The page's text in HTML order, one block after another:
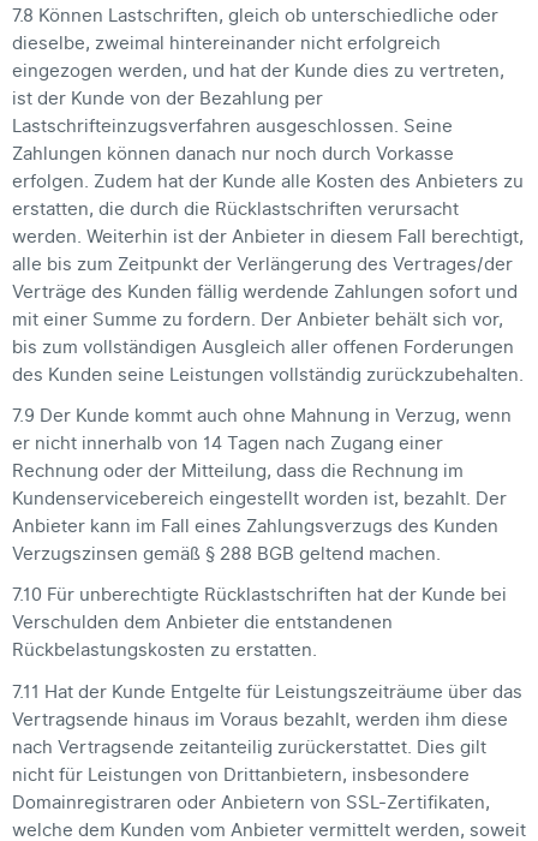
7.8 Können Lastschriften, gleich ob unterschiedliche oder
dieselbe, zweimal hintereinander nicht erfolgreich
eingezogen werden, und hat der Kunde dies zu vertreten,
ist der Kunde von der Bezahlung per
Lastschrifteinzugsverfahren ausgeschlossen. Seine
Zahlungen können danach nur noch durch Vorkasse
erfolgen. Zudem hat der Kunde alle Kosten des Anbieters zu
erstatten, die durch die Rücklastschriften verursacht
werden. Weiterhin ist der Anbieter in diesem Fall berechtigt,
alle bis zum Zeitpunkt der Verlängerung des Vertrages/der
Verträge des Kunden fällig werdende Zahlungen sofort und
mit einer Summe zu fordern. Der Anbieter behält sich vor,
bis zum vollständigen Ausgleich aller offenen Forderungen
des Kunden seine Leistungen vollständig zurückzubehalten.
7.9 Der Kunde kommt auch ohne Mahnung in Verzug, wenn
er nicht innerhalb von 14 Tagen nach Zugang einer
Rechnung oder der Mitteilung, dass die Rechnung im
Kundenservicebereich eingestellt worden ist, bezahlt. Der
Anbieter kann im Fall eines Zahlungsverzugs des Kunden
Verzugszinsen gemäß § 288 BGB geltend machen.
7.10 Für unberechtigte Rücklastschriften hat der Kunde bei
Verschulden dem Anbieter die entstandenen
Rückbelastungskosten zu erstatten.
7.11 Hat der Kunde Entgelte für Leistungszeiträume über das
Vertragsende hinaus im Voraus bezahlt, werden ihm diese
nach Vertragsende zeitanteilig zurückerstattet. Dies gilt
nicht für Leistungen von Drittanbietern, insbesondere
Domainregistraren oder Anbietern von SSL-Zertifikaten,
welche dem Kunden vom Anbieter vermittelt werden, soweit